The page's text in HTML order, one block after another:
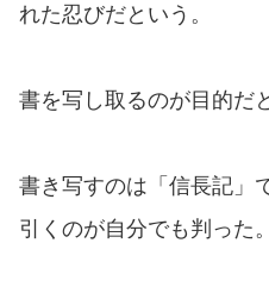
れた忍びだという。
書を写し取るのが目的だ
書き写すのは「信長記」
引くのが自分でも判った。